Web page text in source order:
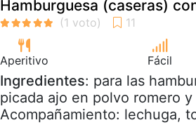
Hamburguesa (caseras)
Aperitivo Fácil
Ingredientes: para las
picada ajo en polvo romero
Acompañamiento: lechuga,